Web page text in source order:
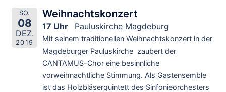
SO.
08
DEZ.
2019
Weihnachtskonzert
17 Uhr Pauluskirche Magdeburg
Mit seinem traditionellen Weihnachtskonzert in der
Magdeburger Pauluskirche zaubert der
CANTAMUS-Chor eine besinnliche
vorweihnachtliche Stimmung. Als Gastensemble
ist das Holzbläserquintett des Sinfonieorchesters